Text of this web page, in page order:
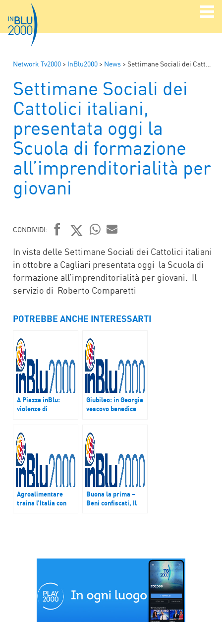
Network Tv2000 > InBlu2000 > News > Settimane Sociali dei Cattolici italiani, presentata oggi la Scuola di formazione all’imprenditorialità per giovani
Settimane Sociali dei
Cattolici italiani,
presentata oggi la
Scuola di formazione
all’imprenditorialità per
giovani
CONDIVIDI:
FACEBOOK
TWITTER
WHATSAPP
MAIL
In vista delle Settimane Sociali dei Cattolici italiani
in ottobre a Cagliari presentata oggi la Scuola di
formazione all’imprenditorialità per giovani. Il
servizio di Roberto Comparetti
POTREBBE ANCHE INTERESSARTI
A Piazza inBlu:
violenze di
trivellazioni off-
shore
Giubileo: in Georgia
vescovo benedice
Agroalimentare
traina l’Italia con
Buona la prima –
Beni confiscati, Il